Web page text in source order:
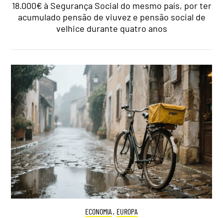
18.000€ à Segurança Social do mesmo país, por ter
acumulado pensão de viuvez e pensão social de
velhice durante quatro anos
ECONOMIA , EUROPA